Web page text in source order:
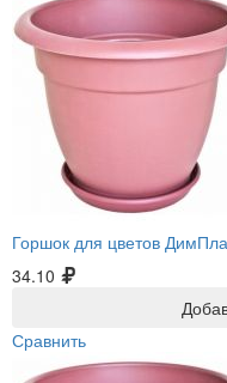
Горшок для цветов
34.10
Сравнить